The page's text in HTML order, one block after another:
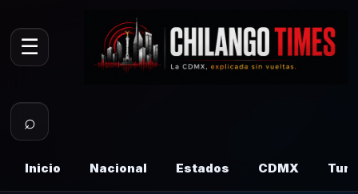
☰
⌕
Inicio Nacional Estados CDMX